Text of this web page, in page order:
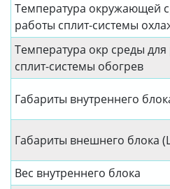
Температура окружающей
работы сплит-системы
Температура окр среды
сплит-системы обогрев
Габариты внутреннего
Габариты внешнего блока
Вес внутреннего блока